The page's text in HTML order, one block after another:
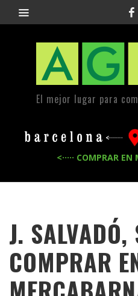
El mejor lugar para
<····· COMPRAR EN
J.
COMPRAR